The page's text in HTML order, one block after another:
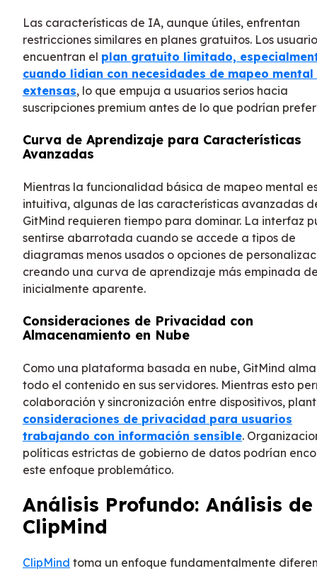
Las características de IA, aunque útiles, enfrentan
restricciones similares en planes gratuitos. Los
encuentran el plan gratuito limitado,
cuando lidian con necesidades de mapeo mental
extensas, lo que empuja a usuarios serios hacia
suscripciones premium antes de lo que podrían
Curva de Aprendizaje para Características
Avanzadas
Mientras la funcionalidad básica de mapeo mental
intuitiva, algunas de las características avanzadas
GitMind requieren tiempo para dominar. La interfaz
sentirse abarrotada cuando se accede a tipos de
diagramas menos usados o opciones de
creando una curva de aprendizaje más empinada
inicialmente aparente.
Consideraciones de Privacidad con
Almacenamiento en Nube
Como una plataforma basada en nube, GitMind
todo el contenido en sus servidores. Mientras esto
colaboración y sincronización entre dispositivos,
consideraciones de privacidad para usuarios
trabajando con información sensible.
políticas estrictas de gobierno de datos podrían
este enfoque problemático.
Análisis Profundo: Análisis de
ClipMind
ClipMind toma un enfoque fundamentalmente